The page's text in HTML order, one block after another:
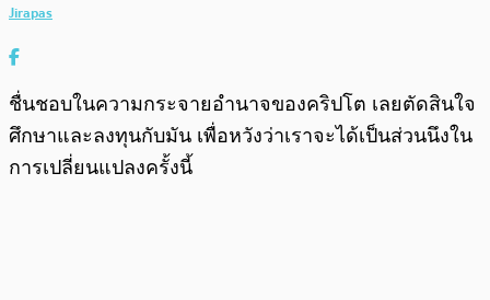
Jirapas
ชื่นชอบในความกระจายอำนาจของคริปโต เลยตัดสินใจ
ศึกษาและลงทุนกับมัน เพื่อหวังว่าเราจะได้เป็นส่วนนึงใน
การเปลี่ยนแปลงครั้งนี้